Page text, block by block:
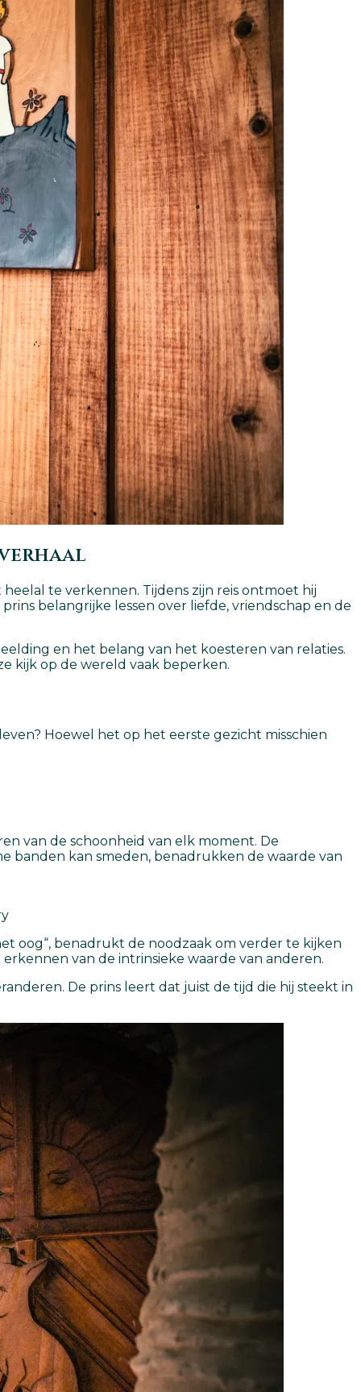
te verkennen. Tijdens zijn reis ontmoet hij
belangrijke lessen over liefde, vriendschap en de
en het belang van het koesteren van relaties.
kijk op de wereld vaak beperken.
Hoewel het op het eerste gezicht misschien
van de schoonheid van elk moment. De
banden kan smeden, benadrukken de waarde van
oog“, benadrukt de noodzaak om verder te kijken
van de intrinsieke waarde van anderen.
De prins leert dat juist de tijd die hij steekt in